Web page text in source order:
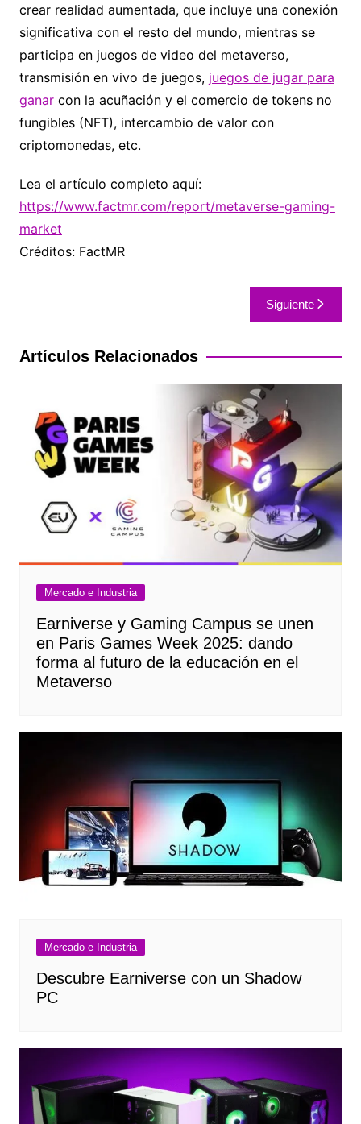
crear realidad aumentada, que incluye una conexión
significativa con el resto del mundo, mientras se
participa en juegos de video del metaverso,
transmisión en vivo de juegos, juegos de jugar para
ganarcon la acuñación y el comercio de tokens no
fungibles (NFT), intercambio de valor con
criptomonedas, etc.
Lea el artículo completo aquí:
https://www.factmr.com/report/metaverse-gaming-
market
Créditos: FactMR
Siguiente
Artículos Relacionados
Mercado e Industria
Earniverse y Gaming Campus se unen
en Paris Games Week 2025: dando
forma al futuro de la educación en el
Metaverso
Mercado e Industria
Descubre Earniverse con un Shadow
PC